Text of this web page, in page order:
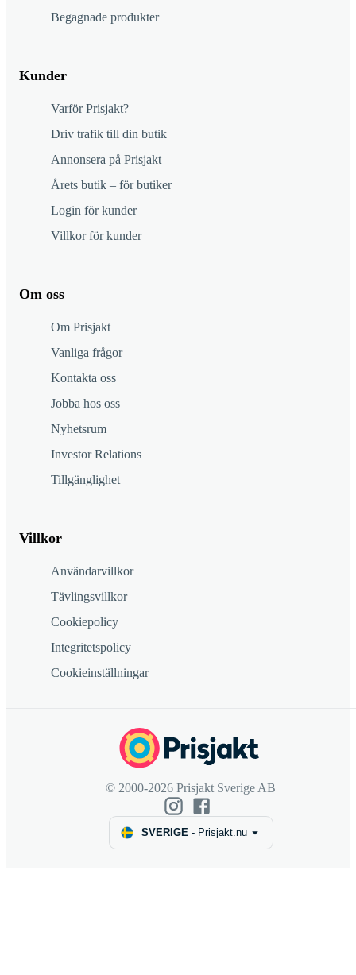
Begagnade produkter
Kunder
Varför Prisjakt?
Driv trafik till din butik
Annonsera på Prisjakt
Årets butik – för butiker
Login för kunder
Villkor för kunder
Om oss
Om Prisjakt
Vanliga frågor
Kontakta oss
Jobba hos oss
Nyhetsrum
Investor Relations
Tillgänglighet
Villkor
Användarvillkor
Tävlingsvillkor
Cookiepolicy
Integritetspolicy
Cookieinställningar
© 2000-2026 Prisjakt Sverige AB
SVERIGE- Prisjakt.nu